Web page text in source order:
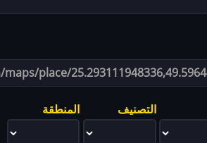
place/
التصنيف المنطقة